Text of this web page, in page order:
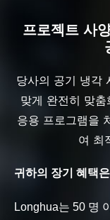
프로젝트 사
당사의 공기 냉각
맞게 완전히 맞
응용 프로그램을
여 최
귀하의 장기 혜택
Longhua는 50 명